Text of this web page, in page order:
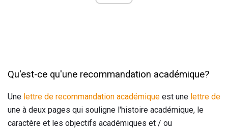
Qu'est-ce qu'une recommandation académique?
Une lettre de recommandation académique est une lettre de
une à deux pages qui souligne l'histoire académique, le
caractère et les objectifs académiques et / ou